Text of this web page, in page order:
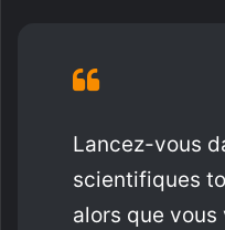
Lancez-vous
scientifiques
alors que